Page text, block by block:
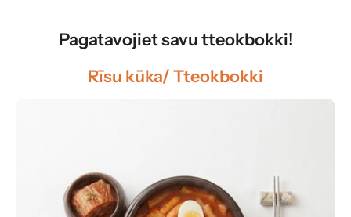
Pagatavojiet savu tteokbokki!
Rīsu kūka/ Tteokbokki